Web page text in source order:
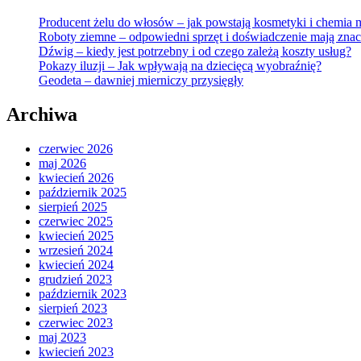
Producent żelu do włosów – jak powstają kosmetyki i chemia
Roboty ziemne – odpowiedni sprzęt i doświadczenie mają
Dźwig – kiedy jest potrzebny i od czego zależą koszty usług?
Pokazy iluzji – Jak wpływają na dziecięcą wyobraźnię?
Geodeta – dawniej mierniczy przysięgły
Archiwa
czerwiec 2026
maj 2026
kwiecień 2026
październik 2025
sierpień 2025
czerwiec 2025
kwiecień 2025
wrzesień 2024
kwiecień 2024
grudzień 2023
październik 2023
sierpień 2023
czerwiec 2023
maj 2023
kwiecień 2023